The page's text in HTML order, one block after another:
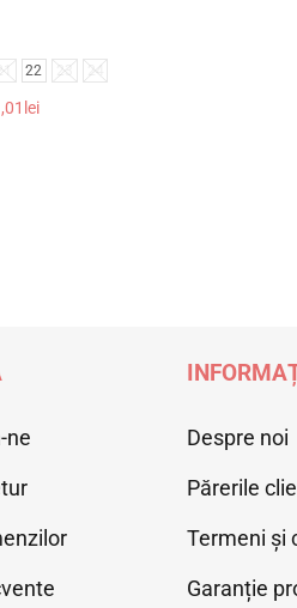
22 23 24
lei
ne
Despre noi
Părerile
Termeni și
Garanție